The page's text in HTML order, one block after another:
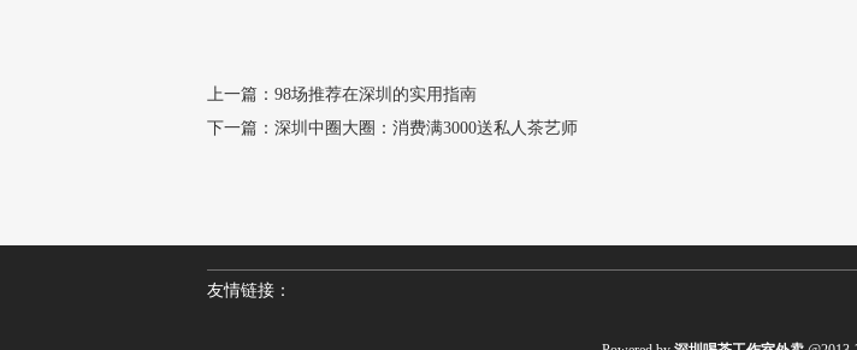
上一篇： 98场推荐在深圳的实用指南
下一篇： 深圳中圈大圈：消费满3000送私人茶艺师
友情链接：